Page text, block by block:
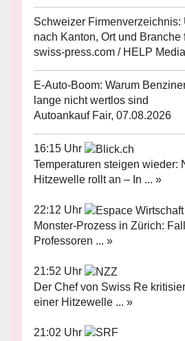
Schweizer Firmenverzeichnis:
nach Kanton, Ort und Branche
swiss-press.com / HELP
E-Auto-Boom: Warum
lange nicht wertlos sind
Autoankauf Fair, 07.08.2026
16:15 Uhr
Temperaturen steigen wieder:
Hitzewelle rollt an – In ... »
22:12 Uhr
Monster-Prozess in Zürich:
Professoren ... »
21:52 Uhr
Der Chef von Swiss Re
einer Hitzewelle ... »
21:02 Uhr